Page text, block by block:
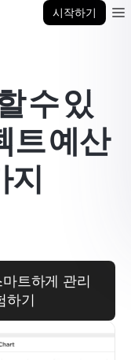
시작하기
수 있
트 예산
지
트하게 관리
하기